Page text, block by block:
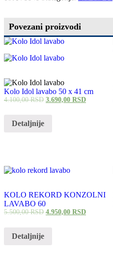
Povezani proizvodi
Kolo Idol lavabo 50 x 41 cm
4.100,00RSD 3.690,00 RSD
Detaljnije
KOLO REKORD KONZOLNI
LAVABO 60
5.500,00RSD 4.950,00 RSD
Detaljnije